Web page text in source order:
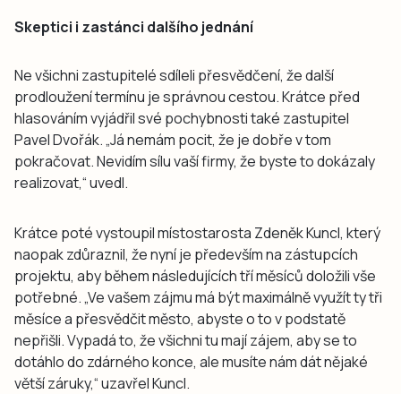
Skeptici i zastánci dalšího jednání
Ne všichni zastupitelé sdíleli přesvědčení, že další
prodloužení termínu je správnou cestou. Krátce před
hlasováním vyjádřil své pochybnosti také zastupitel
Pavel Dvořák. „Já nemám pocit, že je dobře v tom
pokračovat. Nevidím sílu vaší firmy, že byste to dokázaly
realizovat,“ uvedl.
Krátce poté vystoupil místostarosta Zdeněk Kuncl, který
naopak zdůraznil, že nyní je především na zástupcích
projektu, aby během následujících tří měsíců doložili vše
potřebné. „Ve vašem zájmu má být maximálně využít ty tři
měsíce a přesvědčit město, abyste o to v podstatě
nepřišli. Vypadá to, že všichni tu mají zájem, aby se to
dotáhlo do zdárného konce, ale musíte nám dát nějaké
větší záruky,“ uzavřel Kuncl.